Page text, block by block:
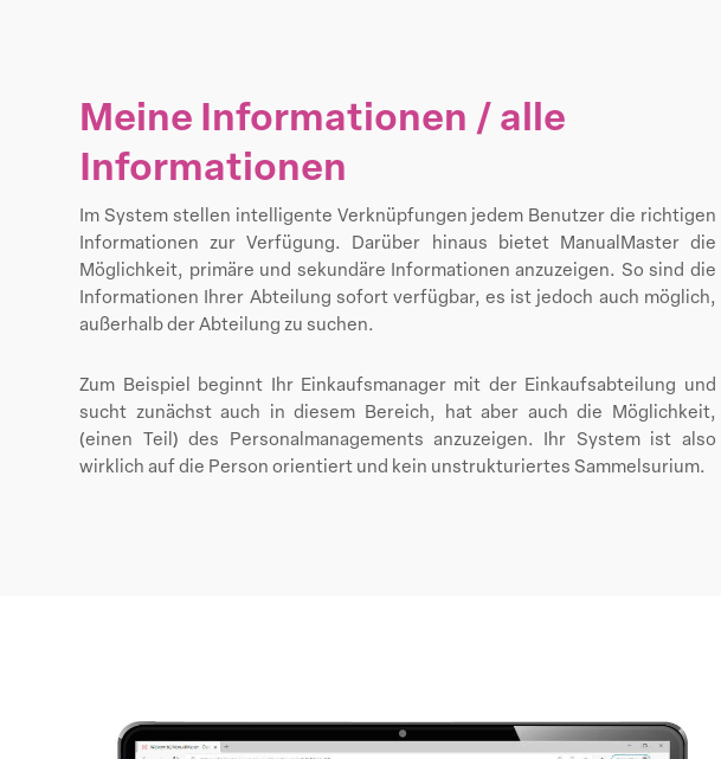
Meine Informationen / alle
Informationen
Im System stellen intelligente Verknüpfungen jedem Benutzer die richtigen
Informationen zur Verfügung. Darüber hinaus bietet ManualMaster die
Möglichkeit, primäre und sekundäre Informationen anzuzeigen. So sind die
Informationen Ihrer Abteilung sofort verfügbar, es ist jedoch auch möglich,
außerhalb der Abteilung zu suchen.
Zum Beispiel beginnt Ihr Einkaufsmanager mit der Einkaufsabteilung und
sucht zunächst auch in diesem Bereich, hat aber auch die Möglichkeit,
(einen Teil) des Personalmanagements anzuzeigen. Ihr System ist also
wirklich auf die Person orientiert und kein unstrukturiertes Sammelsurium.